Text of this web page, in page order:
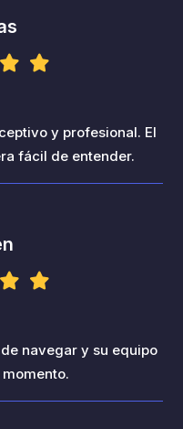
y profesional. El
fácil de entender.
navegar y su equipo